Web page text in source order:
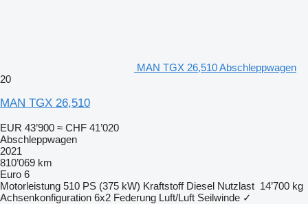
MAN TGX 26,510 Abschleppwagen
20
MAN TGX 26,510
EUR 43’900 ≈ CHF 41’020
Abschleppwagen
2021
810’069 km
Euro 6
Motorleistung 510 PS (375 kW) Kraftstoff Diesel Nutzlast 14’700 kg
Achsenkonfiguration 6x2 Federung Luft/Luft Seilwinde ✓